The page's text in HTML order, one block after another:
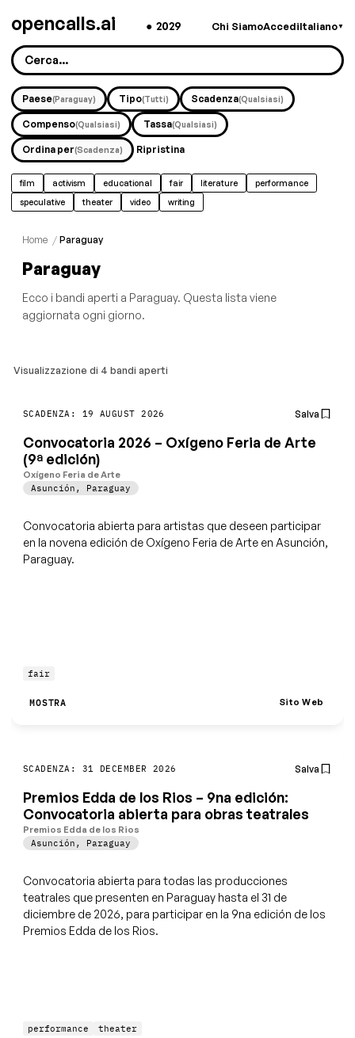
opencalls.ai ● 2029 Chi SiamoAccediItaliano▼
Paese(Paraguay) Tipo(Tutti) Scadenza(Qualsiasi)
Compenso(Qualsiasi) Tassa(Qualsiasi)
Ordina per(Scadenza) Ripristina
film activism educational fair literature
performance
speculative
theater video writing
Home / Paraguay
Paraguay
Ecco i bandi aperti a Paraguay. Questa lista viene
aggiornata ogni giorno.
Visualizzazione di 4 bandi aperti
SCADENZA: 19 AUGUST 2026 Salva
Convocatoria 2026 – Oxígeno Feria de Arte
(9ª edición)
Oxígeno Feria de Arte
Asunción , Paraguay
Convocatoria abierta para artistas que deseen participar
en la novena edición de Oxígeno Feria de Arte en Asunción,
Paraguay.
fair
MOSTRA Sito Web
SCADENZA: 31 DECEMBER 2026 Salva
Premios Edda de los Rios – 9na edición:
Convocatoria abierta para obras teatrales
Premios Edda de los Rios
Asunción , Paraguay
Convocatoria abierta para todas las producciones
teatrales que presenten en Paraguay hasta el 31 de
diciembre de 2026, para participar en la 9na edición de los
Premios Edda de los Rios.
performance theater